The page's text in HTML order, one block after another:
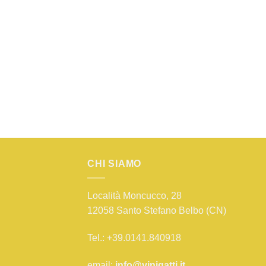
CHI SIAMO
Località Moncucco, 28
12058 Santo Stefano Belbo (CN)
Tel.: +39.0141.840918